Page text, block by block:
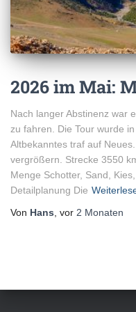
2026 im Mai:
Nach langer Abstinenz war
zu fahren. Die Tour wurde
Altbekanntes traf auf
vergrößern. Strecke 3550
Menge Schotter, Sand,
Detailplanung Die
Von Hans , vor 2 Monaten